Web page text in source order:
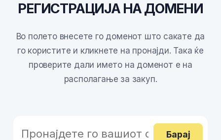
РЕГИСТРАЦИЈА НА ДОМЕНИ
Во полето внесете го доменот што сакате да
го користите и кликнете на пронајди. Така ќе
проверите дали името на доменот е на
располагање за закуп.
Барај